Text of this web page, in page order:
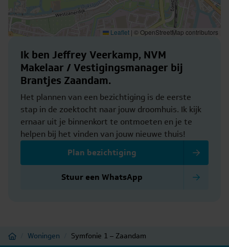
Leaflet | © OpenStreetMap contributors
Ik ben Jeffrey Veerkamp, NVM
Makelaar / Vestigingsmanager bij
Brantjes Zaandam.
Het plannen van een bezichtiging is de eerste
stap in de zoektocht naar jouw droomhuis. Ik kijk
ernaar uit je binnenkort te ontmoeten en je te
helpen bij het vinden van jouw nieuwe thuis!
Plan bezichtiging
Stuur een WhatsApp
Home Woningen Symfonie 1 – Zaandam